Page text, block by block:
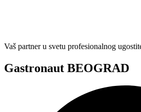
Vaš partner u svetu profesionalnog
Gastronaut BEOGRAD